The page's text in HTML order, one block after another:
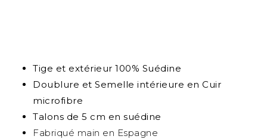
Tige et extérieur 100% Suédine
Doublure et Semelle intérieure en Cuir
microfibre
Talons de 5 cm en suédine
Fabriqué main en Espagne